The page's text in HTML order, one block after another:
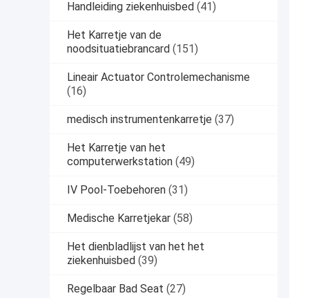
Handleiding ziekenhuisbed (41)
Het Karretje van de
noodsituatiebrancard (151)
Lineair Actuator Controlemechanisme
(16)
medisch instrumentenkarretje (37)
Het Karretje van het
computerwerkstation (49)
IV Pool-Toebehoren (31)
Medische Karretjekar (58)
Het dienbladlijst van het het
ziekenhuisbed (39)
Regelbaar Bad Seat (27)